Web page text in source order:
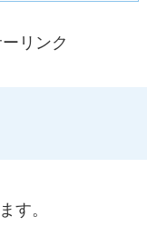
リンク
す。